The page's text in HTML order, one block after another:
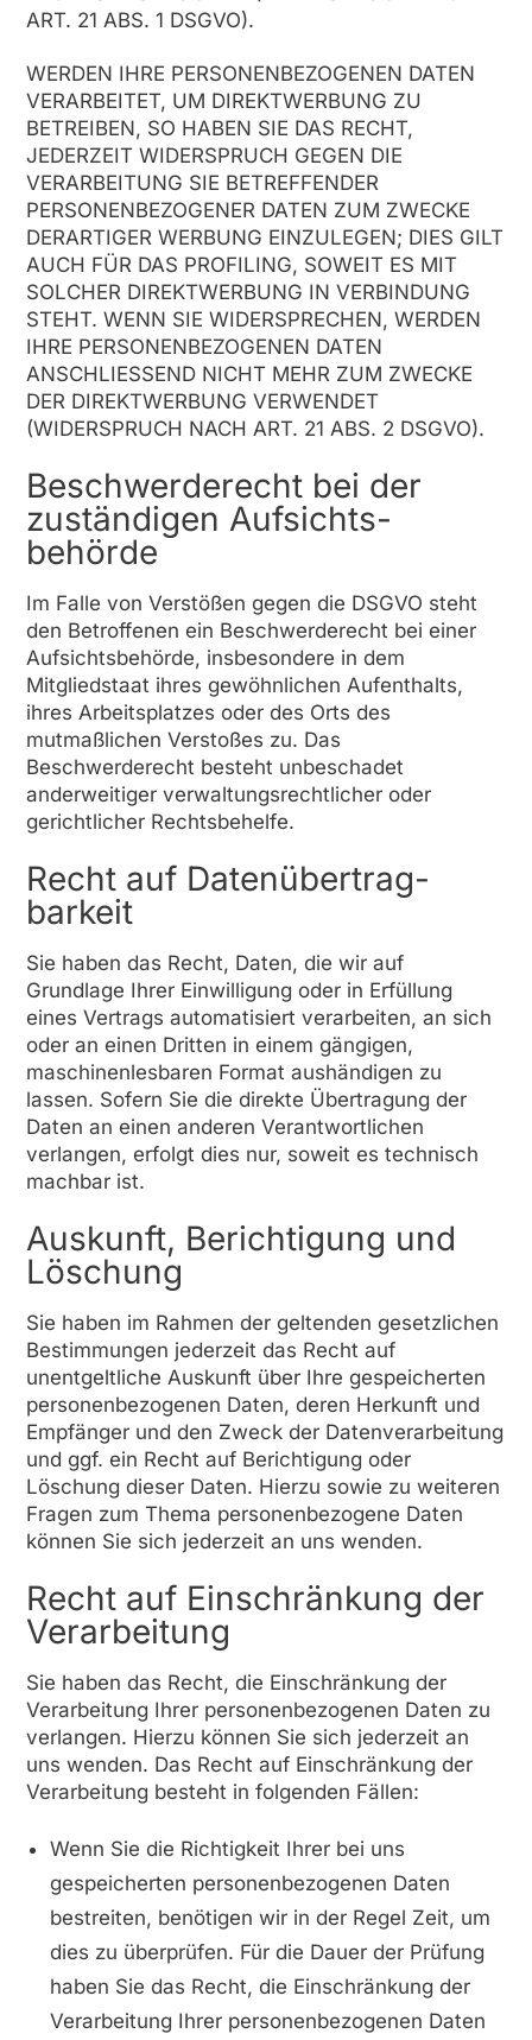
ART. 21 ABS. 1 DSGVO).
WERDEN IHRE PERSONENBEZOGENEN DATEN
VERARBEITET, UM DIREKTWERBUNG ZU
BETREIBEN, SO HABEN SIE DAS RECHT,
JEDERZEIT WIDERSPRUCH GEGEN DIE
VERARBEITUNG SIE BETREFFENDER
PERSONENBEZOGENER DATEN ZUM ZWECKE
DERARTIGER WERBUNG EINZULEGEN; DIES GILT
AUCH FÜR DAS PROFILING, SOWEIT ES MIT
SOLCHER DIREKTWERBUNG IN VERBINDUNG
STEHT. WENN SIE WIDERSPRECHEN, WERDEN
IHRE PERSONENBEZOGENEN DATEN
ANSCHLIESSEND NICHT MEHR ZUM ZWECKE
DER DIREKTWERBUNG VERWENDET
(WIDERSPRUCH NACH ART. 21 ABS. 2 DSGVO).
Beschwerde­recht bei der
zuständigen Aufsichts­
behörde
Im Falle von Verstößen gegen die DSGVO steht
den Betroffenen ein Beschwerderecht bei einer
Aufsichtsbehörde, insbesondere in dem
Mitgliedstaat ihres gewöhnlichen Aufenthalts,
ihres Arbeitsplatzes oder des Orts des
mutmaßlichen Verstoßes zu. Das
Beschwerderecht besteht unbeschadet
anderweitiger verwaltungsrechtlicher oder
gerichtlicher Rechtsbehelfe.
Recht auf Daten­übertrag­
barkeit
Sie haben das Recht, Daten, die wir auf
Grundlage Ihrer Einwilligung oder in Erfüllung
eines Vertrags automatisiert verarbeiten, an sich
oder an einen Dritten in einem gängigen,
maschinenlesbaren Format aushändigen zu
lassen. Sofern Sie die direkte Übertragung der
Daten an einen anderen Verantwortlichen
verlangen, erfolgt dies nur, soweit es technisch
machbar ist.
Auskunft, Berichtigung und
Löschung
Sie haben im Rahmen der geltenden gesetzlichen
Bestimmungen jederzeit das Recht auf
unentgeltliche Auskunft über Ihre gespeicherten
personenbezogenen Daten, deren Herkunft und
Empfänger und den Zweck der Datenverarbeitung
und ggf. ein Recht auf Berichtigung oder
Löschung dieser Daten. Hierzu sowie zu weiteren
Fragen zum Thema personenbezogene Daten
können Sie sich jederzeit an uns wenden.
Recht auf Einschränkung der
Verarbeitung
Sie haben das Recht, die Einschränkung der
Verarbeitung Ihrer personenbezogenen Daten zu
verlangen. Hierzu können Sie sich jederzeit an
uns wenden. Das Recht auf Einschränkung der
Verarbeitung besteht in folgenden Fällen:
Wenn Sie die Richtigkeit Ihrer bei uns
gespeicherten personenbezogenen Daten
bestreiten, benötigen wir in der Regel Zeit, um
dies zu überprüfen. Für die Dauer der Prüfung
haben Sie das Recht, die Einschränkung der
Verarbeitung Ihrer personenbezogenen Daten